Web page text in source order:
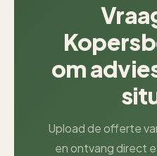
om
Upload de offerte
en ontvang direct